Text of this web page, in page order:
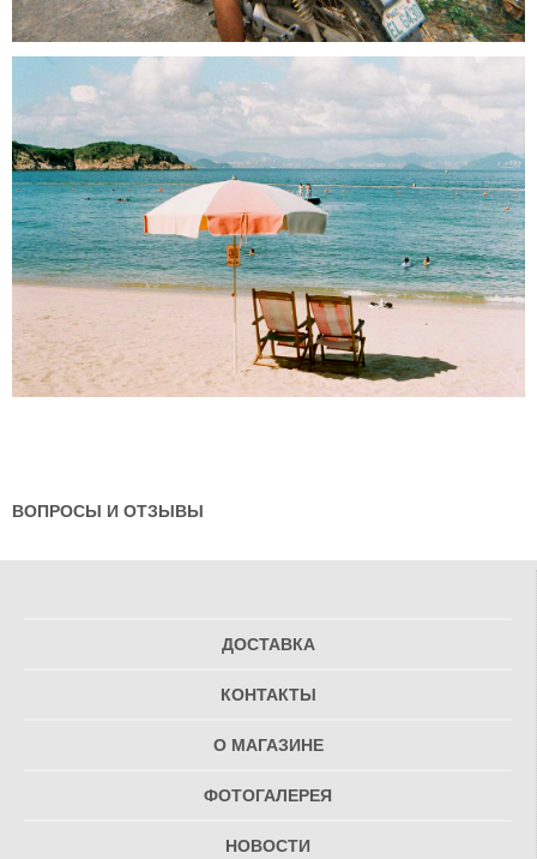
ВОПРОСЫ И ОТЗЫВЫ
ДОСТАВКА
КОНТАКТЫ
О МАГАЗИНЕ
ФОТОГАЛЕРЕЯ
НОВОСТИ